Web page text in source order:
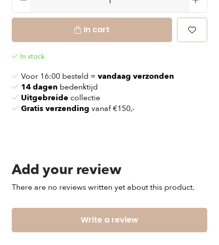
In cart
In stock
Voor 16:00 besteld = vandaag verzonden
14 dagen bedenktijd
Uitgebreide collectie
Gratis verzending vanaf €150,-
Add your review
There are no reviews written yet about this product.
Write a review